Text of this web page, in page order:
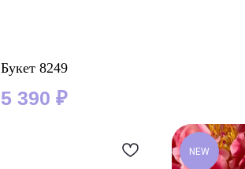
Букет 8249
5 390 ₽
NEW